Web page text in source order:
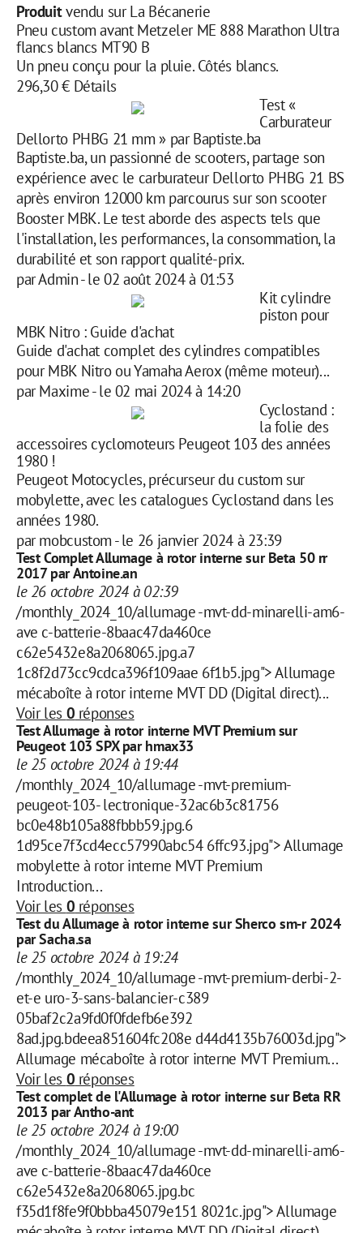
Produitvendu sur La Bécanerie
Pneu custom avant Metzeler ME 888 Marathon Ultra
flancs blancs MT90 B
Un pneu conçu pour la pluie. Côtés blancs.
296,30 € Détails
Test «
Carburateur
Dellorto PHBG 21 mm » par Baptiste.ba
Baptiste.ba, un passionné de scooters, partage son
expérience avec le carburateur Dellorto PHBG 21 BS
après environ 12000 km parcourus sur son scooter
Booster MBK. Le test aborde des aspects tels que
l'installation, les performances, la consommation, la
durabilité et son rapport qualité-prix.
parAdmin-le 02 août 2024 à 01:53
Kit cylindre
piston pour
MBK Nitro : Guide d'achat
Guide d'achat complet des cylindres compatibles
pour MBK Nitro ou Yamaha Aerox (même moteur)...
parMaxime-le 02 mai 2024 à 14:20
Cyclostand :
la folie des
accessoires cyclomoteurs Peugeot 103 des années
1980 !
Peugeot Motocycles, précurseur du custom sur
mobylette, avec les catalogues Cyclostand dans les
années 1980.
parmobcustom-le 26 janvier 2024 à 23:39
Test Complet Allumage à rotor interne sur Beta 50 rr
2017 par Antoine.an
le 26 octobre 2024 à 02:39
/monthly_2024_10/allumage -mvt-dd-minarelli-am6-
ave c-batterie-8baac47da460ce
c62e5432e8a2068065.jpg.a7
1c8f2d73cc9cdca396f109aae 6f1b5.jpg"> Allumage
mécaboîte à rotor interne MVT DD (Digital direct)...
Voir les 0 réponses
Test Allumage à rotor interne MVT Premium sur
Peugeot 103 SPX par hmax33
le 25 octobre 2024 à 19:44
/monthly_2024_10/allumage -mvt-premium-
peugeot-103- lectronique-32ac6b3c81756
bc0e48b105a88fbbb59.jpg.6
1d95ce7f3cd4ecc57990abc54 6ffc93.jpg"> Allumage
mobylette à rotor interne MVT Premium
Introduction...
Voir les 0 réponses
Test du Allumage à rotor interne sur Sherco sm-r 2024
par Sacha.sa
le 25 octobre 2024 à 19:24
/monthly_2024_10/allumage -mvt-premium-derbi-2-
et-e uro-3-sans-balancier-c389
05baf2c2a9fd0f0fdefb6e392
8ad.jpg.bdeea851604fc208e d44d4135b76003d.jpg">
Allumage mécaboîte à rotor interne MVT Premium...
Voir les 0 réponses
Test complet de l'Allumage à rotor interne sur Beta RR
2013 par Antho-ant
le 25 octobre 2024 à 19:00
/monthly_2024_10/allumage -mvt-dd-minarelli-am6-
ave c-batterie-8baac47da460ce
c62e5432e8a2068065.jpg.bc
f35d1f8fe9f0bbba45079e151 8021c.jpg"> Allumage